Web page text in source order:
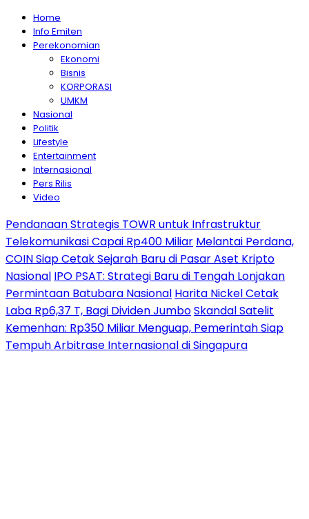
Home
Info Emiten
Perekonomian
Ekonomi
Bisnis
KORPORASI
UMKM
Nasional
Politik
Lifestyle
Entertainment
Internasional
Pers Rilis
Video
Pendanaan Strategis TOWR untuk Infrastruktur
Telekomunikasi Capai Rp400 Miliar Melantai Perdana,
COIN Siap Cetak Sejarah Baru di Pasar Aset Kripto
Nasional IPO PSAT: Strategi Baru di Tengah Lonjakan
Permintaan Batubara Nasional Harita Nickel Cetak
Laba Rp6,37 T, Bagi Dividen JumboSkandal Satelit
Kemenhan: Rp350 Miliar Menguap, Pemerintah Siap
Tempuh Arbitrase Internasional di Singapura